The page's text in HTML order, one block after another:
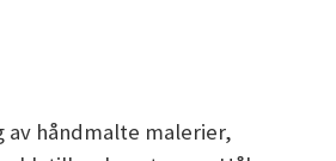
håndmalte malerier,